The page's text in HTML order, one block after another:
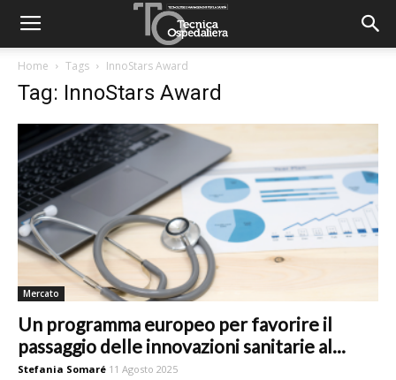
Home Tags InnoStars Award
Tag: InnoStars Award
Mercato
Un programma europeo per favorire il
passaggio delle innovazioni sanitarie al...
Stefania Somaré 11 Agosto 2025